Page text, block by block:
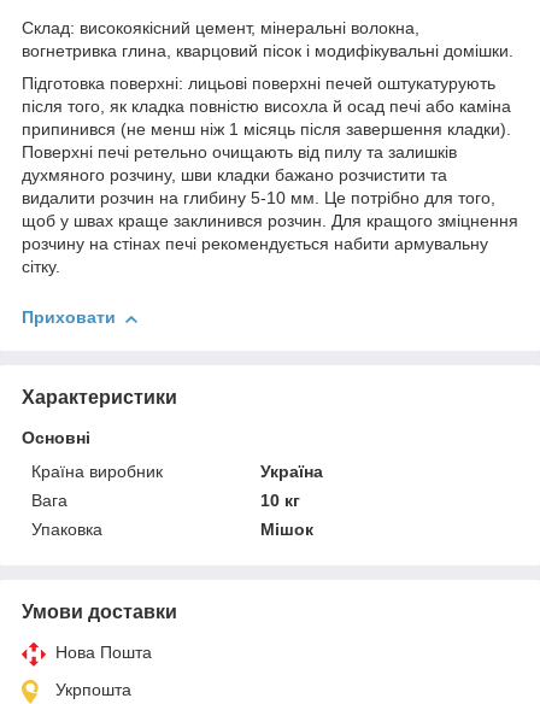
Склад: високоякісний цемент, мінеральні волокна,
вогнетривка глина, кварцовий пісок і модифікувальні домішки.
Підготовка поверхні: лицьові поверхні печей оштукатурують
після того, як кладка повністю висохла й осад печі або каміна
припинився (не менш ніж 1 місяць після завершення кладки).
Поверхні печі ретельно очищають від пилу та залишків
духмяного розчину, шви кладки бажано розчистити та
видалити розчин на глибину 5-10 мм. Це потрібно для того,
щоб у швах краще заклинився розчин. Для кращого зміцнення
розчину на стінах печі рекомендується набити армувальну
сітку.
Приховати
Характеристики
Основні
Країна виробник
Україна
Вага
10 кг
Упаковка
Мішок
Умови доставки
Нова Пошта
Укрпошта